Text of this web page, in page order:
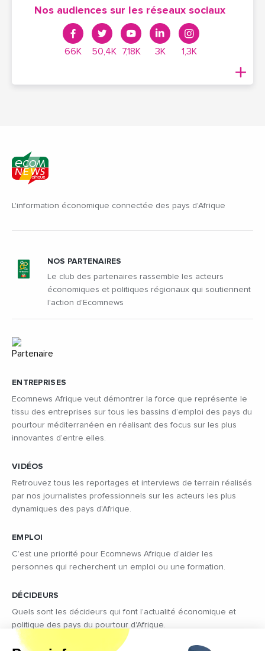
Nos audiences sur les réseaux sociaux
66K 50,4K 7,18K 3K 1,3K
L'information économique connectée des pays d'Afrique
ENTREPRISES
Ecomnews Afrique veut démontrer la force que représente le
tissu des entreprises sur tous les bassins d’emploi des pays du
pourtour méditerranéen en réalisant des focus sur les plus
innovantes d’entre elles.
VIDÉOS
Retrouvez tous les reportages et interviews de terrain réalisés
par nos journalistes professionnels sur les acteurs les plus
dynamiques des pays d'Afrique.
EMPLOI
C’est une priorité pour Ecomnews Afrique d’aider les
personnes qui recherchent un emploi ou une formation.
DÉCIDEURS
Quels sont les décideurs qui font l’actualité économique et
politique des pays du pourtour d'Afrique.
NOS PARTENAIRES
Le club des partenaires rassemble les acteurs
économiques et politiques régionaux qui soutiennent
l'action d'Ecomnews